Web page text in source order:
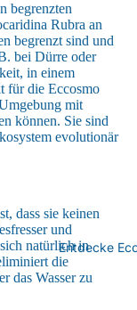
Entdecke
begrenzten
Rubra an
begrenzt sind und
bei Dürre oder
in einem
für die Eccosmo
mit
können. Sie sind
evolutionär
dass sie keinen
und
natürlich in
die
das Wasser zu